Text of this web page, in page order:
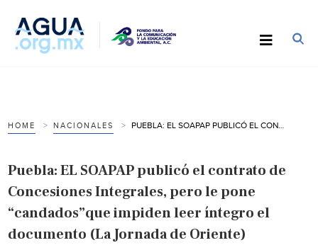
HOME NACIONALES
Puebla: EL SOAPAP publicó el contrato de
Concesiones Integrales, pero le pone
“candados”que impiden leer íntegro el
documento (La Jornada de Oriente)